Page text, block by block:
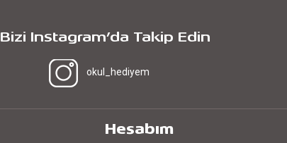
Bizi Instagram’da Takip Edin
okul_hediyem
Hesabım